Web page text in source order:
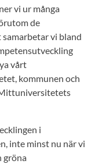
vi ur många
de
vi bland
vårt
kommunen och
i
inte minst nu när vi
gröna